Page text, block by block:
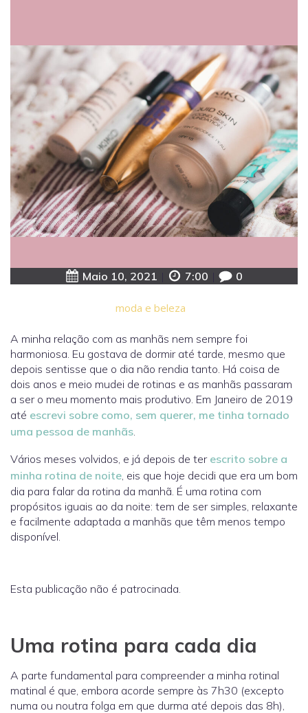
Maio 10, 2021 7:00 0
moda e beleza
A minha relação com as manhãs nem sempre foi
harmoniosa. Eu gostava de dormir até tarde, mesmo que
depois sentisse que o dia não rendia tanto. Há coisa de
dois anos e meio mudei de rotinas e as manhãs passaram
a ser o meu momento mais produtivo. Em Janeiro de 2019
até escrevi sobre como, sem querer, me tinha tornado
uma pessoa de manhãs.
Vários meses volvidos, e já depois de ter escrito sobre a
minha rotina de noite, eis que hoje decidi que era um bom
dia para falar da rotina da manhã. É uma rotina com
propósitos iguais ao da noite: tem de ser simples, relaxante
e facilmente adaptada a manhãs que têm menos tempo
disponível.
Esta publicação não é patrocinada.
Uma rotina para cada dia
A parte fundamental para compreender a minha rotinal
matinal é que, embora acorde sempre às 7h30 (excepto
numa ou noutra folga em que durma até depois das 8h),